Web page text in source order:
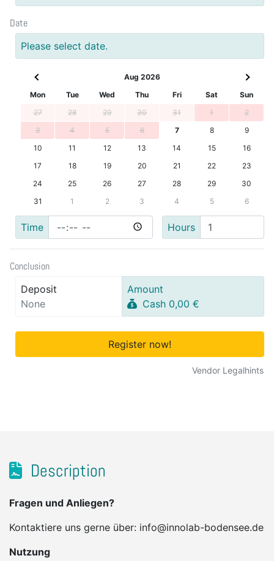
Date
Please select date.
Aug 2026
Mon
Tue Wed Thu Fri Sat
Sun
27
28 29 30 31 1
2
3
4 5 6 7 8
9
10
11 12 13 14 15
16
17
18 19 20 21 22
23
24
25 26 27 28 29
30
31
1 2 3 4 5 6
Time Hours
Conclusion
Deposit
None
Amount
Cash 0,00 €
Register now!
Vendor Legalhints
Description
Fragen und Anliegen?
Kontaktiere uns gerne über: info@innolab-bodensee.de
Nutzung